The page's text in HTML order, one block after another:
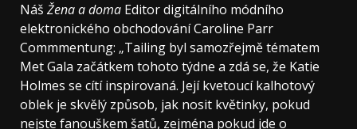
Náš Žena a doma Editor digitálního módního
elektronického obchodování Caroline Parr
Commmentung: „Tailing byl samozřejmě tématem
Met Gala začátkem tohoto týdne a zdá se, že Katie
Holmes se cítí inspirovaná. Její kvetoucí kalhotový
oblek je skvělý způsob, jak nosit květinky, pokud
nejste fanouškem šatů, zejména pokud jde o